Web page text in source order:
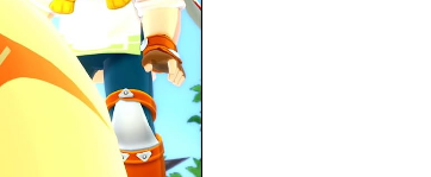
la aventura en una
destino pondrán a
manera magistral las